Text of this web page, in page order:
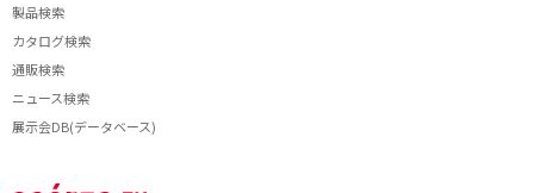
製品検索
カタログ検索
通販検索
ニュース検索
展示会DB(データベース)